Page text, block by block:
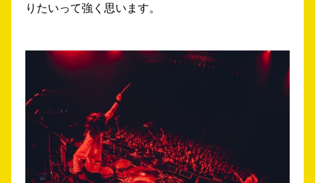
りたいって強く思います。